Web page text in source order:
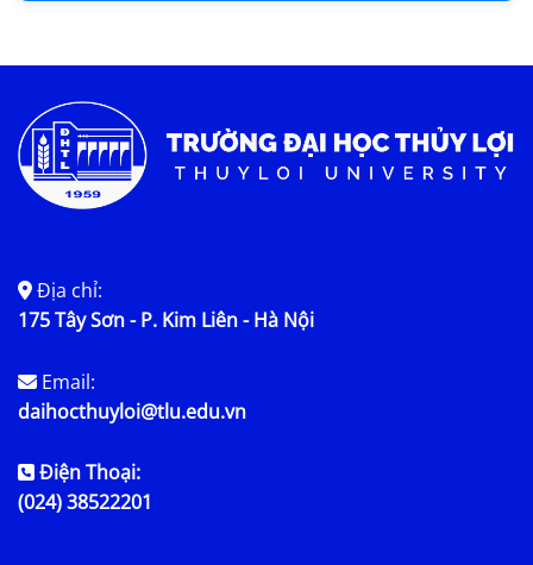
Địa chỉ:
175 Tây Sơn - P. Kim Liên - Hà Nội
Email:
daihocthuyloi@tlu.edu.vn
Điện Thoại:
(024) 38522201